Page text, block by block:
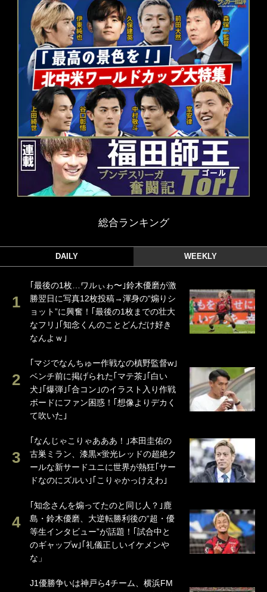
総合ランキング
DAILY WEEKLY
｢最後の1枚…ワルぃゎ〜｣鈴木優磨が激
勝翌日に写真12枚投稿→渾身の“煽りシ
ョット”に興奮！｢最後の1枚までの壮大
なフリ｣｢知念くんのことどんだけ好き
なんよｗ｣
｢マジでなんちゅー作戦なの槙野監督w｣
ベンチ前に掲げられた｢マテ茶｣｢白い
犬｣｢爆弾｣｢合コン｣のイラスト入り作戦
ボードにファン困惑！｢想像よりデカく
て吹いた｣
｢なんじゃこりゃあああ！｣本田圭佑の
古巣ミラン、漆黒×蛍光レッドの超絶ク
ールな新サードユニに世界が熱狂｢サー
ドなのにズルい｣｢こりゃかっけえわ｣
｢知念さんを煽ってたのと同じ人？｣鹿
島・鈴木優磨、大逆転勝利後の“超・優
等生インタビュー”が話題！｢試合中と
のギャップw｣｢礼儀正しいイケメンや
な」
J1優勝争いは神戸ら4チーム、横浜FM